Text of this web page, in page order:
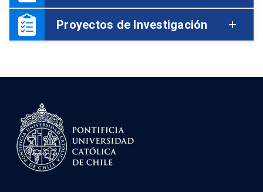
Proyectos de Investigación